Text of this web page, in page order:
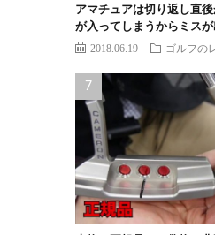
アマチュアは切り返し直
が入ってしまうからミスが
2018.06.19 ゴルフの